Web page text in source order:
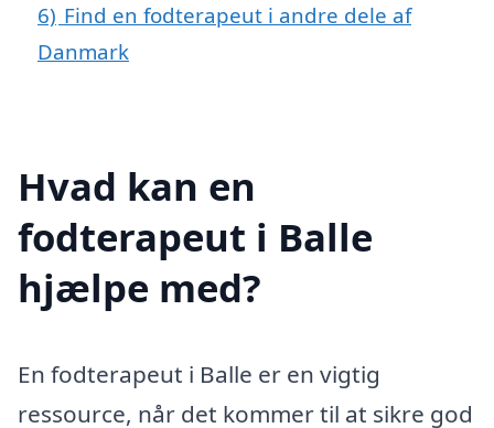
6) Find en fodterapeut i andre dele af
Danmark
Hvad kan en
fodterapeut i Balle
hjælpe med?
En fodterapeut i Balle er en vigtig
ressource, når det kommer til at sikre god